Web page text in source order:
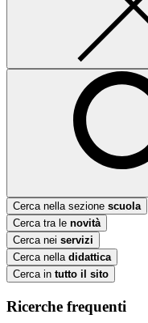
Cerca nella sezione scuola
Cerca tra le novità
Cerca nei servizi
Cerca nella didattica
Cerca in tutto il sito
Ricerche frequenti